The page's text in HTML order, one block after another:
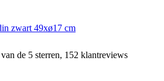
zwart 49xø17 cm
de 5 sterren, 152 klantreviews